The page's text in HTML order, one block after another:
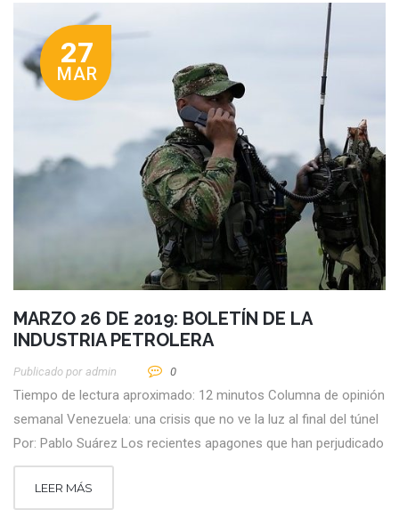
27
MAR
MARZO 26 DE 2019: BOLETÍN DE LA
INDUSTRIA PETROLERA
Publicado por Admin 0
Tiempo de lectura aproximado: 12 minutos Columna de opinión
semanal Venezuela: una crisis que no ve la luz al final del túnel
Por: Pablo Suárez Los recientes apagones que han perjudicado
LEER MÁS